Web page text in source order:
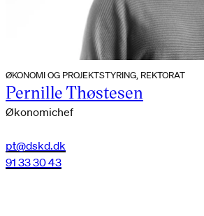
ØKONOMI OG PROJEKTSTYRING, REKTORAT
Pernille Thøstesen
Økonomichef
pt@dskd.dk
91 33 30 43